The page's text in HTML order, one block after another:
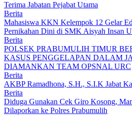
Terima Jabatan Pejabat Utama
Berita
Mahasiswa KKN Kelempok 12 Gelar
Pernikahan Dini di SMK Aisyah Insan
Berita
POLSEK PRABUMULIH TIMUR
KASUS PENGGELAPAN DALAM
DIAMANKAN TEAM OPSNAL URC
Berita
AKBP Ramadhona, S.H., S.I.K Jabat
Berita
Diduga Gunakan Cek Giro Kosong,
Dilaporkan ke Polres Prabumulih